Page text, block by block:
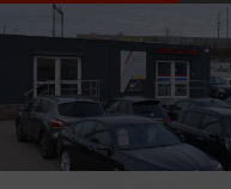
Paramètres avancés des